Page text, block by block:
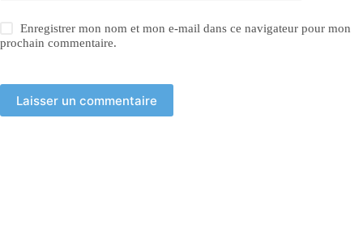
Enregistrer mon nom et mon e-mail dans ce navigateur pour mon
prochain commentaire.
Laisser un commentaire